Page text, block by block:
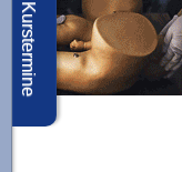
Kurstermine